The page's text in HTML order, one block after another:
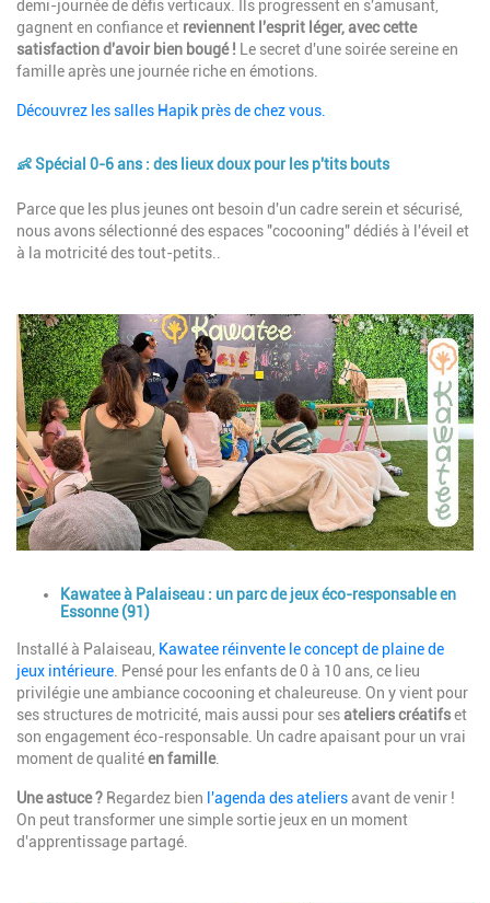
demi-journée de défis verticaux. Ils progressent en s'amusant,
gagnent en confiance et reviennent l'esprit léger, avec cette
satisfaction d'avoir bien bougé ! Le secret d'une soirée sereine en
famille après une journée riche en émotions.
Découvrez les salles Hapik près de chez vous.
👶 Spécial 0-6 ans : des lieux doux pour les p'tits bouts
Description
Parce que les plus jeunes ont besoin d'un cadre serein et sécurisé,
nous avons sélectionné des espaces "cocooning" dédiés à l'éveil et
à la motricité des tout-petits..
Image
DescriptionKawatee à Palaiseau : un parc de jeux éco-responsable en
Essonne (91)
Installé à Palaiseau, Kawatee réinvente le concept de plaine de
jeux intérieure . Pensé pour les enfants de 0 à 10 ans, ce lieu
privilégie une ambiance cocooning et chaleureuse. On y vient pour
ses structures de motricité, mais aussi pour sesateliers créatifset
son engagement éco-responsable. Un cadre apaisant pour un vrai
moment de qualitéen famille.
Une astuce ? Regardez bien l'agenda des ateliersavant de venir !
On peut transformer une simple sortie jeux en un moment
d'apprentissage partagé.